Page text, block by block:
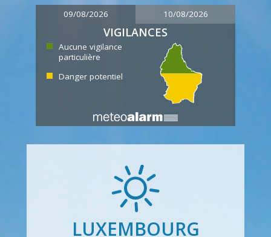
09/08/2026 10/08/2026
VIGILANCES
Aucune vigilance
particulière
Danger potentiel
LUXEMBOURG